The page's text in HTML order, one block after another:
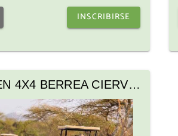
INSCRIBIRSE
4X4 BERREA CIERVO
NATURAL SIERRA DE
ANDÚJAR